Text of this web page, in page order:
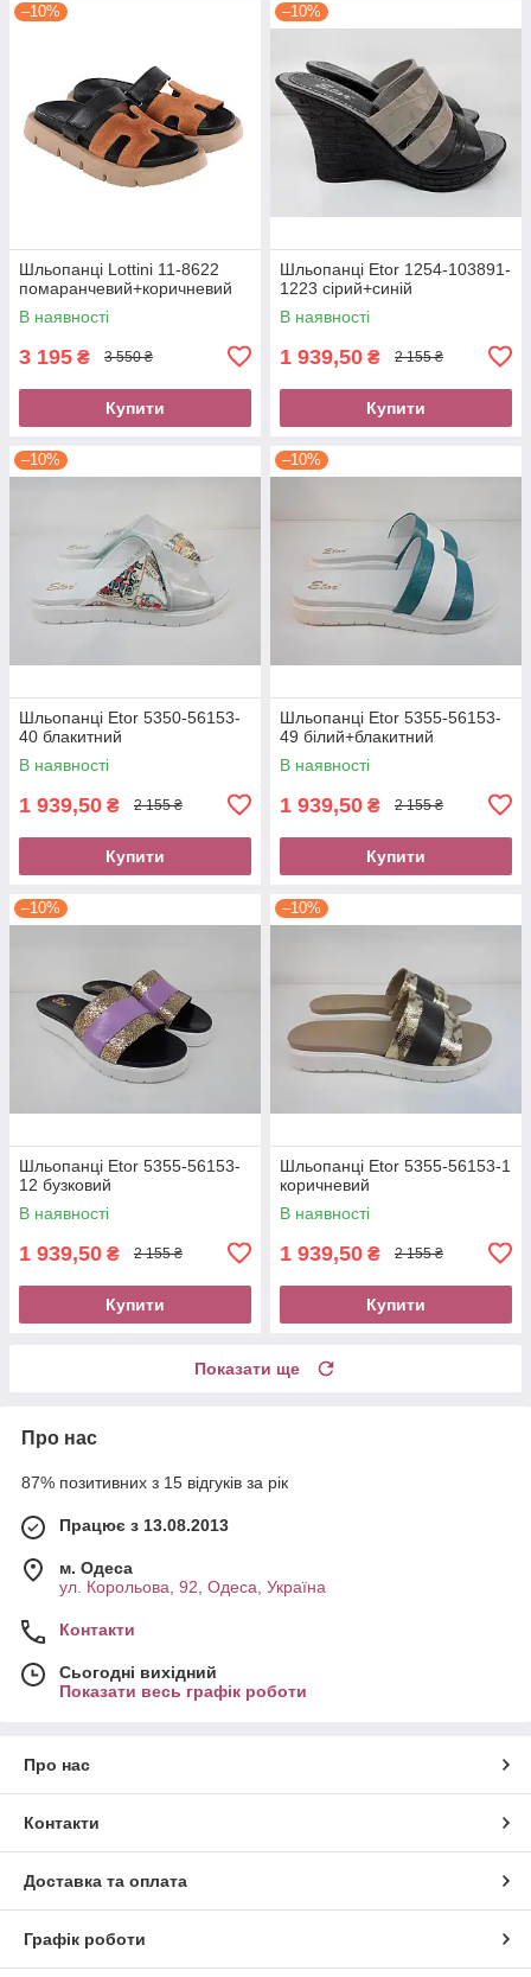
–10%
Шльопанці Lottini 11-8622
помаранчевий+коричневий
В наявності
3 195 ₴ 3 550 ₴
Купити
–10%
Шльопанці Etor 1254-103891-
1223 сірий+синій
В наявності
1 939,50 ₴ 2 155 ₴
Купити
–10%
Шльопанці Etor 5350-56153-
40 блакитний
В наявності
1 939,50 ₴ 2 155 ₴
Купити
–10%
Шльопанці Etor 5355-56153-
49 білий+блакитний
В наявності
1 939,50 ₴ 2 155 ₴
Купити
–10%
Шльопанці Etor 5355-56153-
12 бузковий
В наявності
1 939,50 ₴ 2 155 ₴
Купити
–10%
Шльопанці Etor 5355-56153-1
коричневий
В наявності
1 939,50 ₴ 2 155 ₴
Купити
Показати ще
Про нас
87% позитивних з 15 відгуків за рік
Працює з 13.08.2013
м. Одеса
ул. Корольова, 92, Одеса, Україна
Контакти
Сьогодні вихідний
Показати весь графік роботи
Про нас
Контакти
Доставка та оплата
Графік роботи